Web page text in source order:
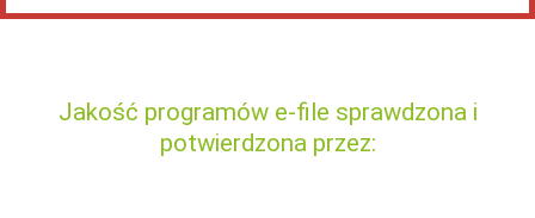
Jakość programów e-file sprawdzona i
potwierdzona przez: